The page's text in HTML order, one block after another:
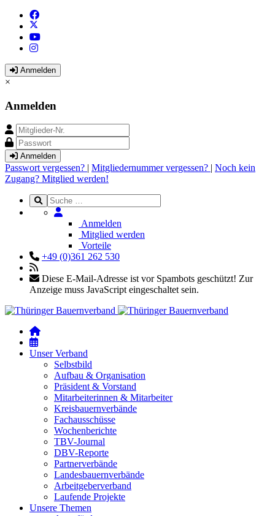
Anmelden
×
Anmelden
Anmelden
Passwort vergessen? | Mitgliedernummer vergessen? | Noch kein
Zugang? Mitglied werden!
Anmelden
Mitglied werden
Vorteile
+49 (0)361 262 530
Diese E-Mail-Adresse ist vor Spambots geschützt! Zur
Anzeige muss JavaScript eingeschaltet sein.
Unser Verband
Selbstbild
Aufbau & Organisation
Präsident & Vorstand
Mitarbeiterinnen & Mitarbeiter
Kreisbauernverbände
Fachausschüsse
Wochenberichte
TBV-Journal
DBV-Reporte
Partnerverbände
Landesbauernverbände
Arbeitgeberverband
Laufende Projekte
Unsere Themen